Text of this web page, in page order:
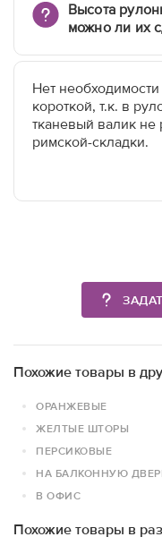
Высота
можно ли их
Нет
короткой, т.к. в
тканевый валик не
римской-складки.
Похожие товары в
ОРАНЖЕВЫЕ
ЖЕЛТЫЕ ШТОРЫ
ПЕРСИКОВЫЕ
НА БАЛКОННУЮ
В ОФИС
Похожие товары в